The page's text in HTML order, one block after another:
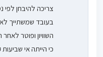
צריכה להיבחן
השוויון ופוטר לאחר
כי הייתה אי שביעות